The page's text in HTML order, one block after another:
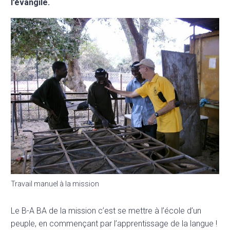
l’évangile.
Travail manuel à la mission
Le B-A BA de la mission c’est se mettre à l’école d’un
peuple, en commençant par l’apprentissage de la langue !